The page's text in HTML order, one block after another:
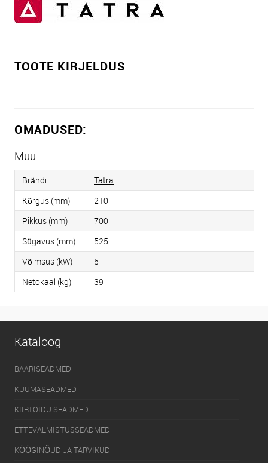
TOOTE KIRJELDUS
OMADUSED:
Muu
Brändi
Tatra
Kõrgus (mm)
210
Pikkus (mm)
700
Sügavus (mm)
525
Võimsus (kW)
5
Netokaal (kg)
39
Kataloog
BAARISEADMED
KUUMASEADMED
KIIRTOIDU SEADMED
ETTEVALMISTUSSEADMED
KÖÖGINÕUD JA TARVIKUD